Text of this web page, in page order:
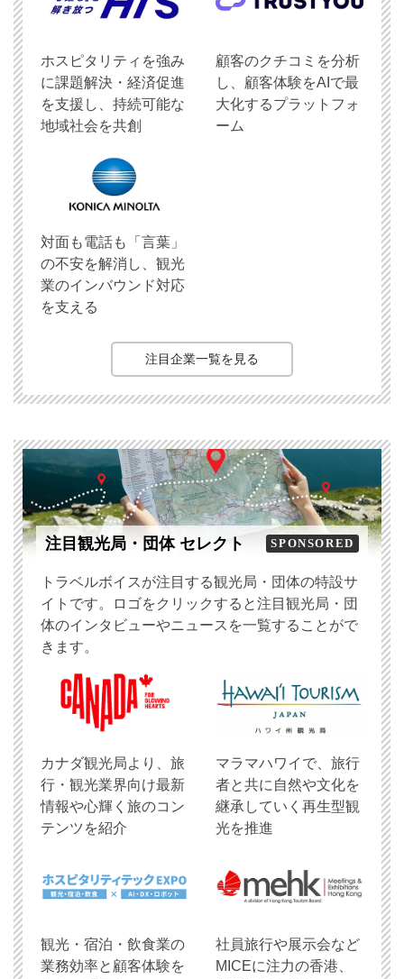
ホスピタリティを強み
に課題解決・経済促進
を支援し、持続可能な
地域社会を共創
顧客のクチコミを分析
し、顧客体験をAIで最
大化するプラットフォ
ーム
対面も電話も「言葉」
の不安を解消し、観光
業のインバウンド対応
を支える
注目企業一覧を見る
注目観光局・団体 セレクト SPONSORED
トラベルボイスが注目する観光局・団体の特設サ
イトです。ロゴをクリックすると注目観光局・団
体のインタビューやニュースを一覧することがで
きます。
​カナダ観光局より、旅
行・観光業界向け最新
情報や心輝く旅のコン
テンツを紹介
マラマハワイで、旅行
者と共に自然や文化を
継承していく再生型観
光を推進
観光・宿泊・飲食業の
業務効率と顧客体験を
社員旅行や展示会など
MICEに注力の香港、